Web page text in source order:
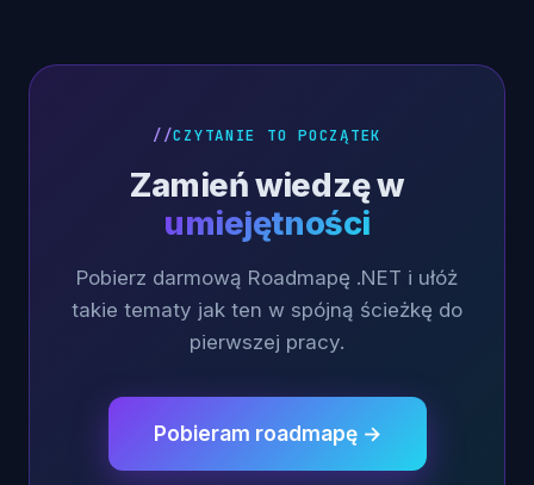
CZYTANIE TO POCZĄTEK
Zamień wiedzę w
umiejętności
Pobierz darmową Roadmapę .NET i ułóż
takie tematy jak ten w spójną ścieżkę do
pierwszej pracy.
Pobieram roadmapę →